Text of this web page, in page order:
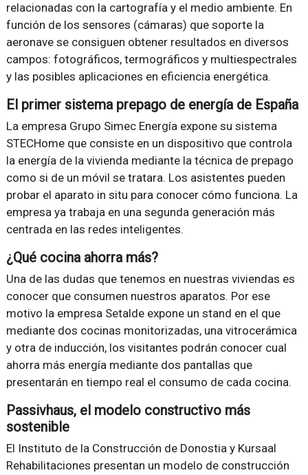
relacionadas con la cartografía y el medio ambiente. En
función de los sensores (cámaras) que soporte la
aeronave se consiguen obtener resultados en diversos
campos: fotográficos, termográficos y multiespectrales
y las posibles aplicaciones en eficiencia energética.
El primer sistema prepago de energía de España
La empresa Grupo Simec Energía expone su sistema
STECHome que consiste en un dispositivo que controla
la energía de la vivienda mediante la técnica de prepago
como si de un móvil se tratara. Los asistentes pueden
probar el aparato in situ para conocer cómo funciona. La
empresa ya trabaja en una segunda generación más
centrada en las redes inteligentes.
¿Qué cocina ahorra más?
Una de las dudas que tenemos en nuestras viviendas es
conocer que consumen nuestros aparatos. Por ese
motivo la empresa Setalde expone un stand en el que
mediante dos cocinas monitorizadas, una vitrocerámica
y otra de inducción, los visitantes podrán conocer cual
ahorra más energía mediante dos pantallas que
presentarán en tiempo real el consumo de cada cocina.
Passivhaus, el modelo constructivo más
sostenible
El Instituto de la Construcción de Donostia y Kursaal
Rehabilitaciones presentan un modelo de construcción